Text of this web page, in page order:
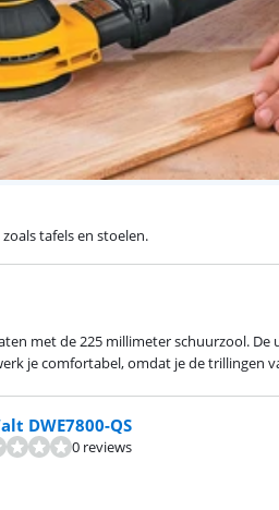
tafels en stoelen.
met de 225 millimeter schuurzool. De
je comfortabel, omdat je de trillingen
DWE7800-QS
0 reviews